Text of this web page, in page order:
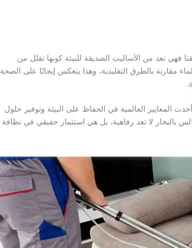
فهي تعد من الأساليب الصديقة للبيئة كونها تقلل من
مقارنة بالطرق التقليدية، وهذا ينعكس إيجابًا على الصحة
المعايير العالمية في الحفاظ على البيئة وتوفير حلول
بالبخار لا تعد رفاهية، بل هي استثمار حقيقي في نظافة